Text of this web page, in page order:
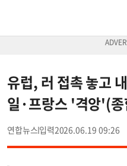
유럽, 러 접촉 놓고
일·프랑스 '격앙'(
연합뉴스 2026.06.19 09:26